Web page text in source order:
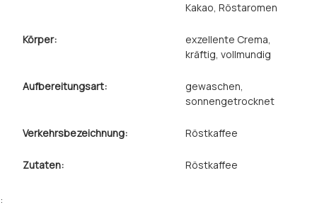
Kakao, Röstaromen
Körper: exzellente Crema,
kräftig, vollmundig
Aufbereitungsart: gewaschen,
sonnengetrocknet
Verkehrsbezeichnung: Röstkaffee
Zutaten: Röstkaffee
: